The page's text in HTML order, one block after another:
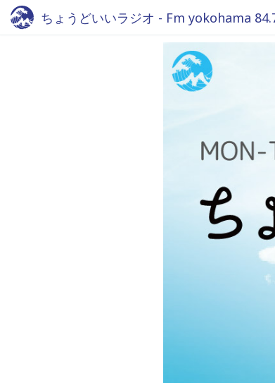
ちょうどいいラジオ - Fm yokohama